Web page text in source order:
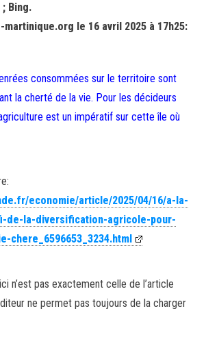
Bing.
martinique.org le 16 avril 2025 à 17h25:
consommées sur le territoire sont
la cherté de la vie. Pour les décideurs
est un impératif sur cette île où
economie/article/2025/04/16/a-la-
de-la-diversification-agricole-pour-
chere_6596653_3234.html
n’est pas exactement celle de l’article
ne permet pas toujours de la charger